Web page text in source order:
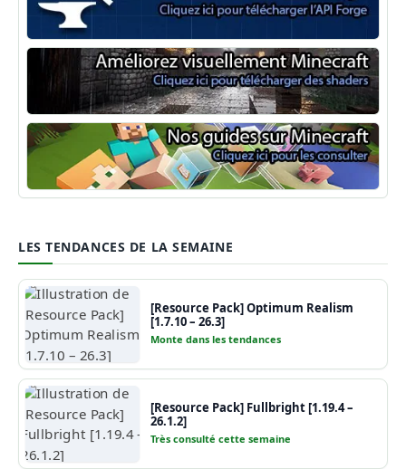
Minecraft Forge
Shaders Minecraft
Guide Minecraft
LES TENDANCES DE LA SEMAINE
[Resource Pack] Optimum Realism
[1.7.10 – 26.3]
Monte dans les tendances
[Resource Pack] Fullbright [1.19.4 –
26.1.2]
Très consulté cette semaine